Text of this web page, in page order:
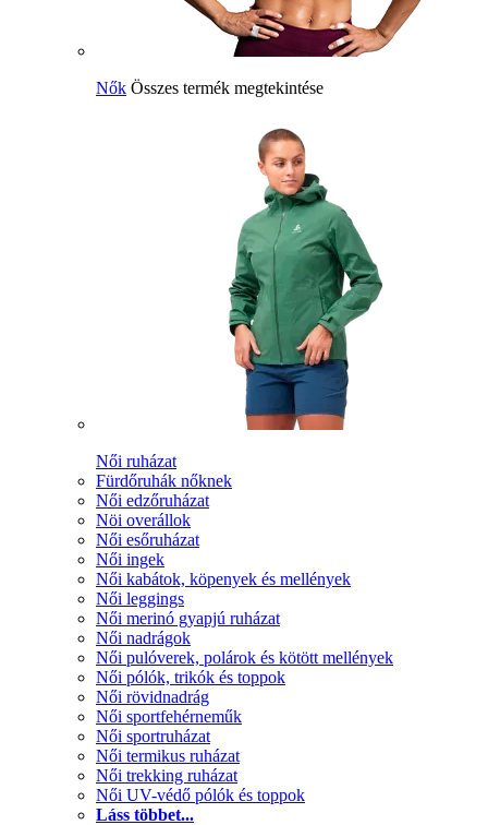
Nők Összes termék megtekintése
Női ruházat
Fürdőruhák nőknek
Női edzőruházat
Nöi overállok
Női esőruházat
Női ingek
Női kabátok, köpenyek és mellények
Női leggings
Női merinó gyapjú ruházat
Női nadrágok
Női pulóverek, polárok és kötött mellények
Női pólók, trikók és toppok
Női rövidnadrág
Női sportfehérneműk
Női sportruházat
Női termikus ruházat
Női trekking ruházat
Női UV-védő pólók és toppok
Láss többet...